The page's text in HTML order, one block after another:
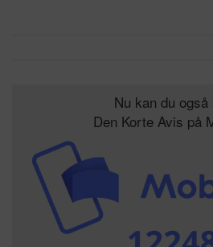
Nu kan du
Den Korte Avis på